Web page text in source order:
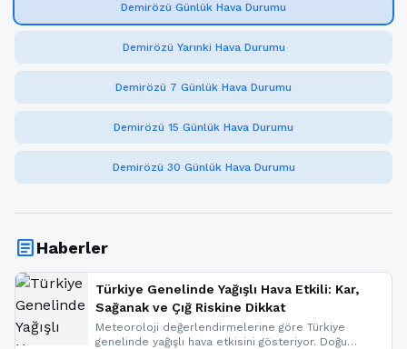
Demirözü Günlük Hava Durumu
Demirözü Yarınki Hava Durumu
Demirözü 7 Günlük Hava Durumu
Demirözü 15 Günlük Hava Durumu
Demirözü 30 Günlük Hava Durumu
articleHaberler
Türkiye Genelinde Yağışlı Hava Etkili: Kar,
Sağanak ve Çığ Riskine Dikkat
Meteoroloji değerlendirmelerine göre Türkiye
genelinde yağışlı hava etkisini gösteriyor. Doğu